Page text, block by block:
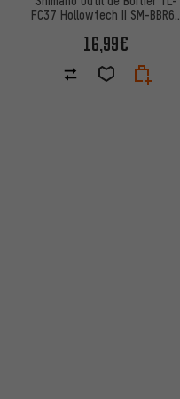
FC37 Hollowtech II SM-BBR60
16,99€